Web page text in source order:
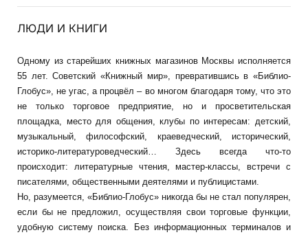
ЛЮДИ И КНИГИ
Одному из старейших книжных магазинов Москвы исполняется
55 лет. Советский «Книжный мир», превратившись в «Библио-
Глобус», не угас, а процвёл – во многом благодаря тому, что это
не только торговое предприятие, но и просветительская
площадка, место для общения, клубы по интересам: детский,
музыкальный, философский, краеведческий, исторический,
историко-литературоведческий… Здесь всегда что-то
происходит: литературные чтения, мастер-классы, встречи с
писателями, общественными деятелями и публицистами.
Но, разумеется, «Библио-Глобус» никогда бы не стал популярен,
если бы не предложил, осуществляя свои торговые функции,
удобную систему поиска. Без информационных терминалов и